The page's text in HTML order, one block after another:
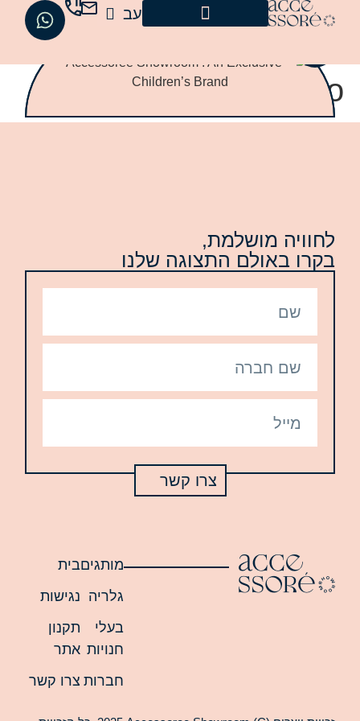
עבEn
Peekaboo
לחוויה מושלמת,
בקרו באולם התצוגה שלנו
צרו קשר
מותגים
גלריה
בעלי
חנויות
חברות
בית
נגישות
תקנון
אתר
צרו קשר